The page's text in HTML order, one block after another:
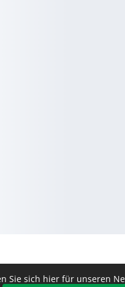
Sie sich hier für unseren